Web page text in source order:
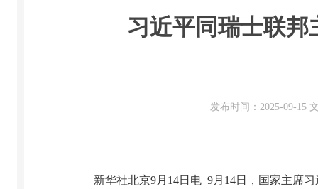
习近平同瑞士联邦
发布时间：2025-09-15
新华社北京9月14日电 9月14日，国家主席